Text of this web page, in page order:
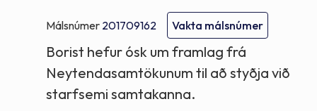
Málsnúmer 201709162 Vakta málsnúmer
Borist hefur ósk um framlag frá
Neytendasamtökunum til að styðja við
starfsemi samtakanna.